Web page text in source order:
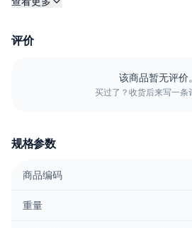
outfit.
14oz Raw Denim (100% Cotton, Non-
Classic Raw Denim Texture dengan
berkembang seiring pemakaian
modern
评价
该商品暂无评价。
买过了？收货后来写一条
规格参数
商品编码
重量